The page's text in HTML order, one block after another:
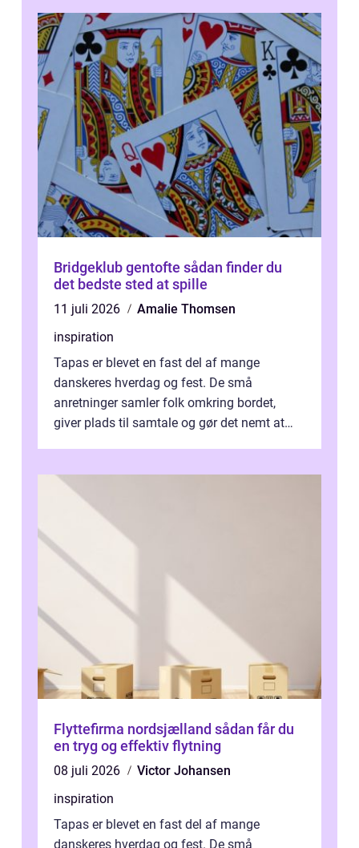
Bridgeklub gentofte sådan finder du
det bedste sted at spille
11 juli 2026
Amalie Thomsen
inspiration
Tapas er blevet en fast del af mange
danskeres hverdag og fest. De små
anretninger samler folk omkring bordet,
giver plads til samtale og gør det nemt at
Flyttefirma nordsjælland sådan får du
en tryg og effektiv flytning
08 juli 2026
Victor Johansen
inspiration
Tapas er blevet en fast del af mange
danskeres hverdag og fest. De små